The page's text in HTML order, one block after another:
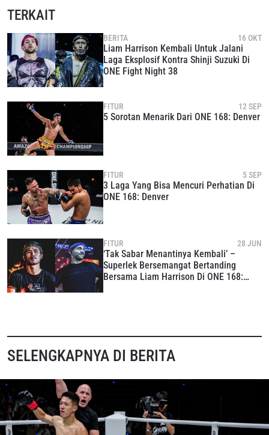
TERKAIT
BERITA 16 OKT
Liam Harrison Kembali Untuk Jalani
Laga Eksplosif Kontra Shinji Suzuki Di
ONE Fight Night 38
FITUR 12 SEP
5 Sorotan Menarik Dari ONE 168: Denver
FITUR 5 SEP
3 Laga Yang Bisa Mencuri Perhatian Di
ONE 168: Denver
FITUR 28 JUN
‘Tak Sabar Menantinya Kembali’ –
Superlek Bersemangat Bertanding
Bersama Liam Harrison Di ONE 168:
SELENGKAPNYA DI BERITA